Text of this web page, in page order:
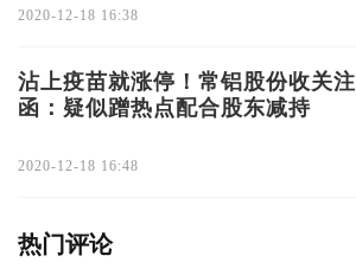
2020-12-18 16:38
沾上疫苗就涨停！常铝股份收关注
函：疑似蹭热点配合股东减持
2020-12-18 16:48
热门评论